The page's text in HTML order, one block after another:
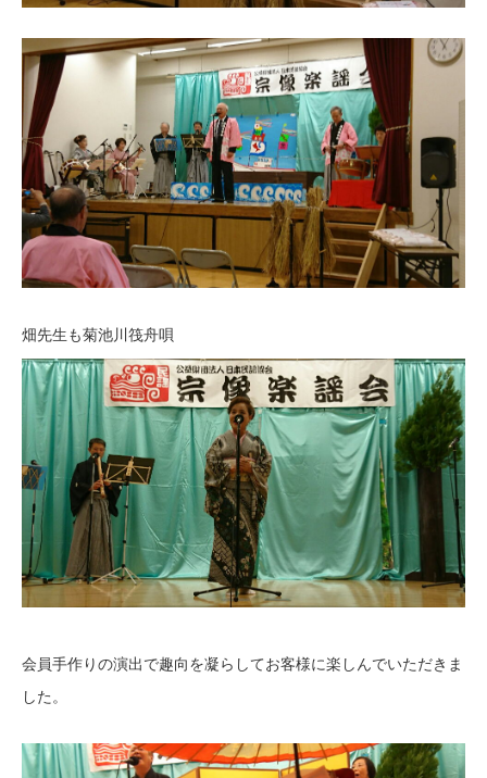
畑先生も菊池川筏舟唄
会員手作りの演出で趣向を凝らしてお客様に楽しんでいただきま
した。